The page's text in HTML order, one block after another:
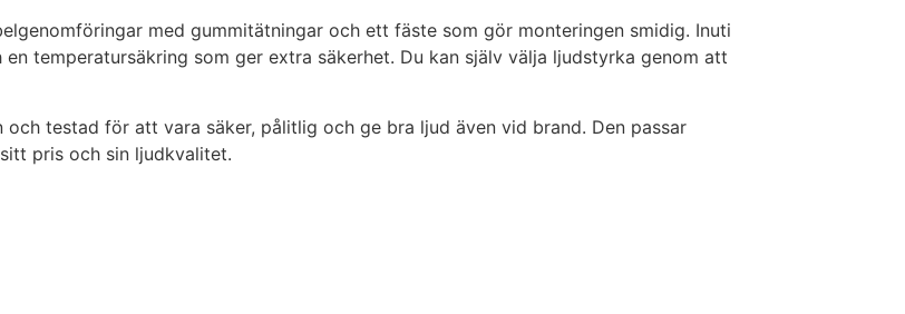
med gummitätningar och ett fäste som gör monteringen smidig. Inuti
temperatursäkring som ger extra säkerhet. Du kan själv välja ljudstyrka genom att
testad för att vara säker, pålitlig och ge bra ljud även vid brand. Den passar
pris och sin ljudkvalitet.